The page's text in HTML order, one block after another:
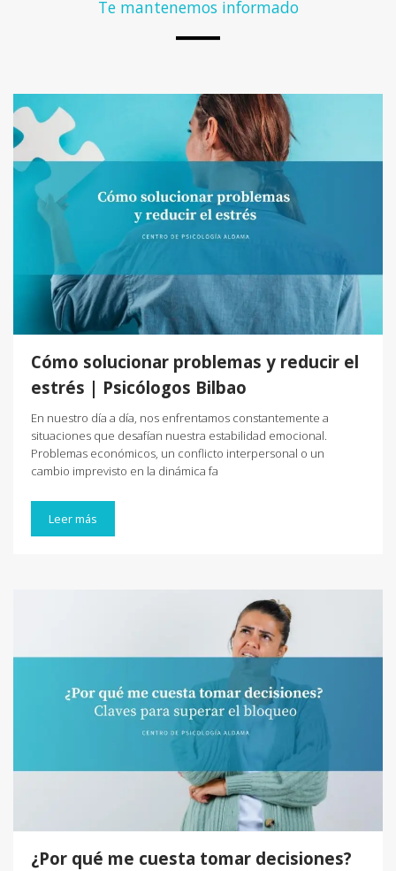
Te mantenemos informado
Cómo solucionar problemas y reducir el
estrés | Psicólogos Bilbao
En nuestro día a día, nos enfrentamos constantemente a
situaciones que desafían nuestra estabilidad emocional.
Problemas económicos, un conflicto interpersonal o un
cambio imprevisto en la dinámica fa
Leer más
¿Por qué me cuesta tomar decisiones?